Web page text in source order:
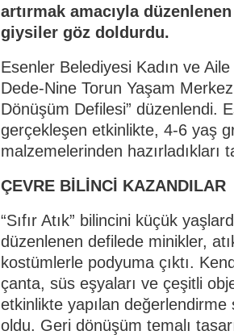
artırmak amacıyla
giysiler göz doldurdu.
Esenler Belediyesi Kadın ve
Dede-Nine Torun Yaşam
Dönüşüm Defilesi” düzenlendi.
gerçekleşen etkinlikte, 4-6 yaş
malzemelerinden hazırladıkları
ÇEVRE BİLİNCİ KAZANDILAR
“Sıfır Atık” bilincini küçük
düzenlenen defilede minikler,
kostümlerle podyuma çıktı.
çanta, süs eşyaları ve çeşitli
etkinlikte yapılan
oldu. Geri dönüşüm temalı